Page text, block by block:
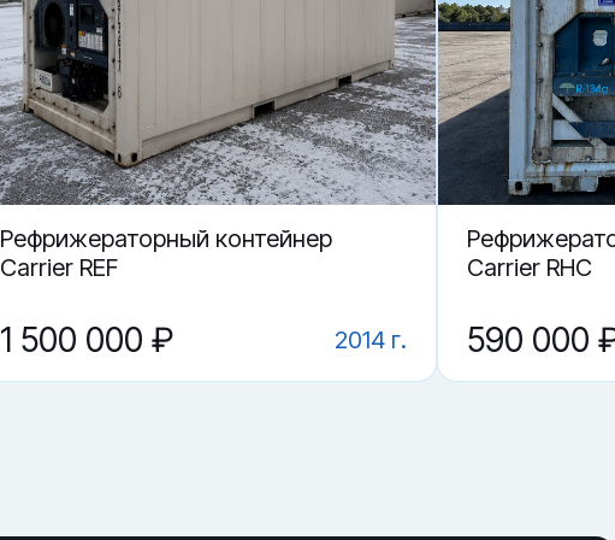
Рефрижераторный контейнер
Carrier REF
1 500 000 ₽ 2014 г.
Carrier RHC
590 000